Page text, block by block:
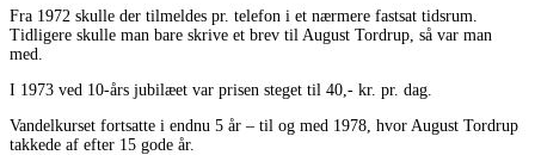
Fra 1972 skulle der tilmeldes pr. telefon i et nærmere fastsat tidsrum.
Tidligere skulle man bare skrive et brev til August Tordrup, så var man
med.
I 1973 ved 10-års jubilæet var prisen steget til 40,- kr. pr. dag.
Vandelkurset fortsatte i endnu 5 år – til og med 1978, hvor August Tordrup
takkede af efter 15 gode år.